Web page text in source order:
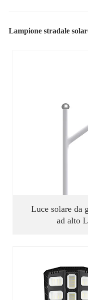
Lampione stradale
Luce solare da
ad alto